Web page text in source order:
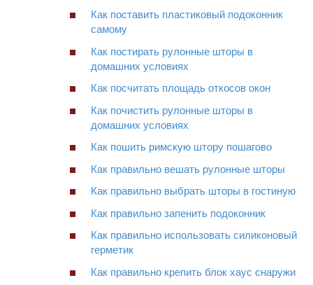
Как поставить пластиковый подоконник
самому
Как постирать рулонные шторы в
домашних условиях
Как посчитать площадь откосов окон
Как почистить рулонные шторы в
домашних условиях
Как пошить римскую штору пошагово
Как правильно вешать рулонные шторы
Как правильно выбрать шторы в гостиную
Как правильно запенить подоконник
Как правильно использовать силиконовый
герметик
Как правильно крепить блок хаус снаружи